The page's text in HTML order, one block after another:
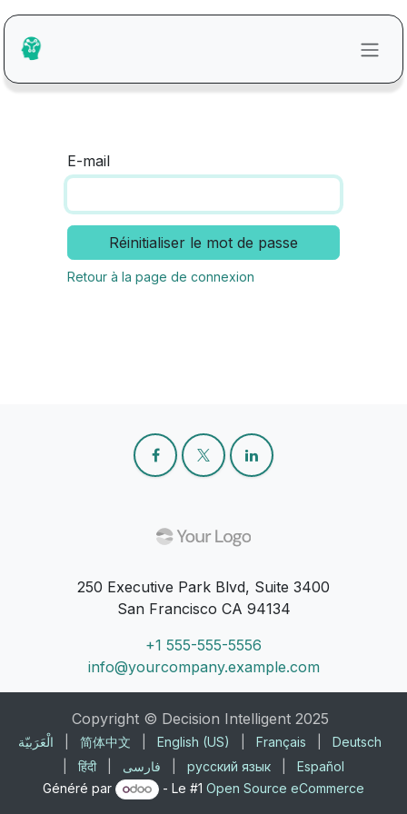
Se rendre au contenu
E-mail
Réinitialiser le mot de passe
Retour à la page de connexion
250 Executive Park Blvd, Suite 3400
San Francisco CA 94134
+1 555-555-5556
info@yourcompany.example.com
Copyright © Decision Intelligent 2025
الْعَرَبيّة 简体中文 English (US) Français
Deutsch
हिंदी فارسی русский язык
Español
Généré par
- Le #1Open Source eCommerce